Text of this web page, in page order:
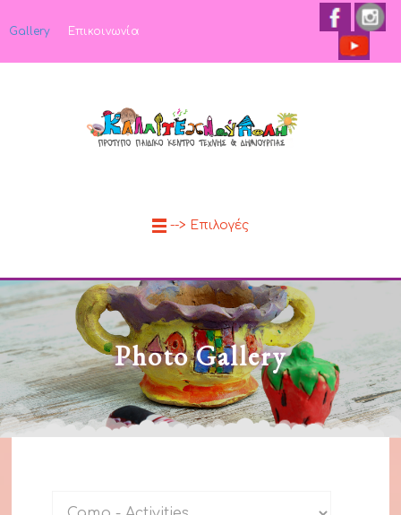
Gallery Επικοινωνία
--> Επιλογές
Photo Gallery